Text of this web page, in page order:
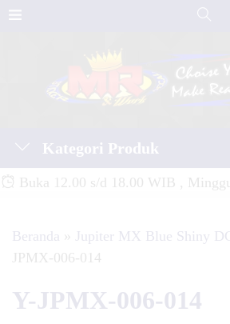
Kategori Produk
Buka 12.00 s/d 18.00 WIB ,
Beranda » Jupiter MX Blue Shiny DC
JPMX-006-014
Y-JPMX-006-014